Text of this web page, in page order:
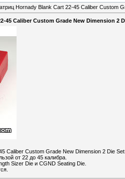
Hornady Blank Cart 22-45 Caliber Custom
45 Caliber Custom Grade New Dimension 2
Caliber Custom Grade New Dimension 2 Die
от 22 до 45 калибра.
Sizer Die и CGND Seating Die.